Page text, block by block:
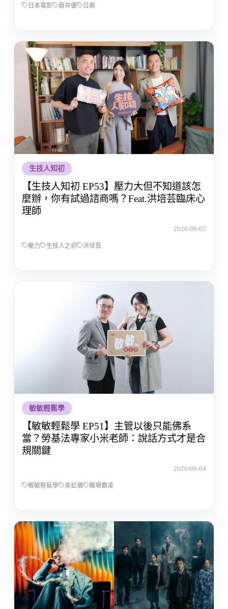
日本電影 蒼井優 日劇
生技人知初
【生技人知初 EP53】壓力大但不知道該怎
麼辦，你有試過諮商嗎？Feat.洪培芸臨床心
理師
2026-08-05
壓力 生技人之初 洪培芸
敏敏輕鬆學
【敏敏輕鬆學 EP51】主管以後只能佛系
當？勞基法專家小米老師：說話方式才是合
規關鍵
2026-08-04
敏敏輕鬆學 吳虹儀 職場霸凌